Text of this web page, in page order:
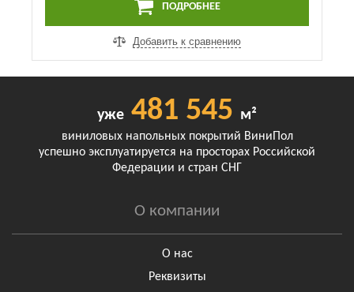
ПОДРОБНЕЕ
Добавить к сравнению
уже 481 545 м²
виниловых напольных покрытий ВиниПол
успешно эксплуатируется на просторах Российской
Федерации и стран СНГ
О компании
О нас
Реквизиты